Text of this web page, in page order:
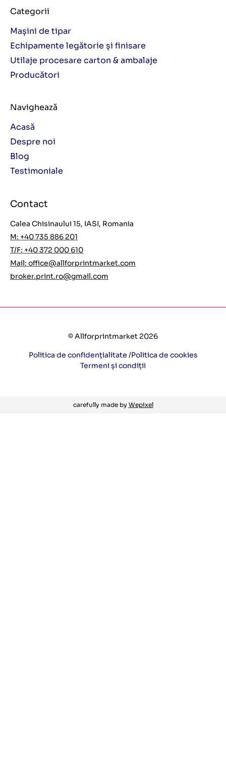
Categorii
Mașini de tipar
Echipamente legătorie și finisare
Utilaje procesare carton & ambalaje
Producători
Navighează
Acasă
Despre noi
Blog
Testimoniale
Contact
Calea Chisinaului 15, IASI, Romania
M: +40 735 886 201
T/F: +40 372 000 610
Mail: office@allforprintmarket.com
broker.print.ro@gmail.com
© Allforprintmarket 2026
Politica de confidențialitate /Politica de cookies
Termeni și condiții
carefully made by Wepixel